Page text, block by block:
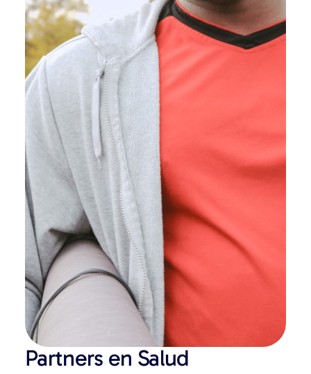
Partners en Salud